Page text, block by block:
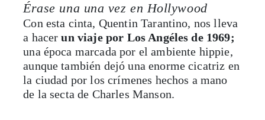
Érase una una vez en Hollywood
Con esta cinta, Quentin Tarantino, nos lleva
a hacerun viaje por Los Angéles de 1969;
una época marcada por el ambiente hippie,
aunque también dejó una enorme cicatriz en
la ciudad por los crímenes hechos a mano
de la secta de Charles Manson.